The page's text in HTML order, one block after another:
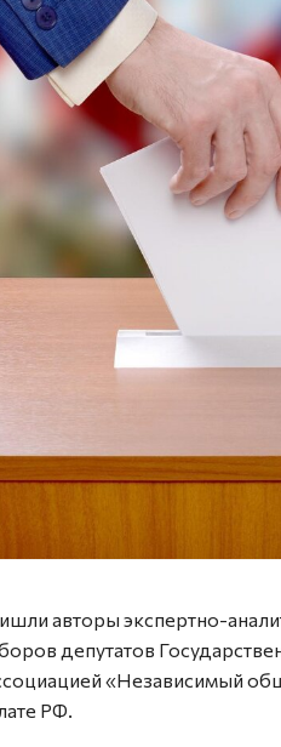
авторы экспертно-
депутатов
«Независимый
РФ.